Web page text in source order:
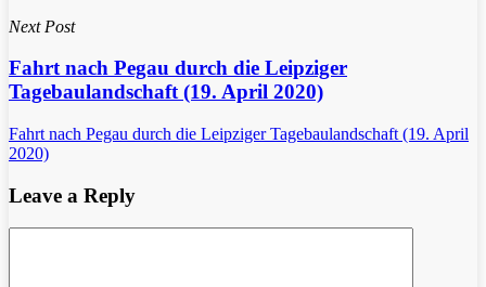
Next Post
Fahrt nach Pegau durch die Leipziger
Tagebaulandschaft (19. April 2020)
Fahrt nach Pegau durch die Leipziger Tagebaulandschaft (19. April
2020)
Leave a Reply